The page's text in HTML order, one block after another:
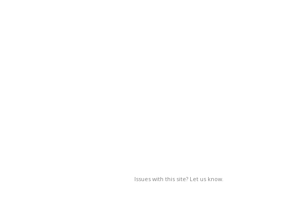
Issues with this site? Let us know.